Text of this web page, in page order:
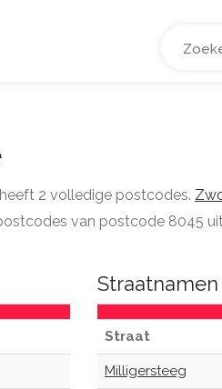
2 volledige postcodes.
van postcode 8045
Straat
Milligersteeg